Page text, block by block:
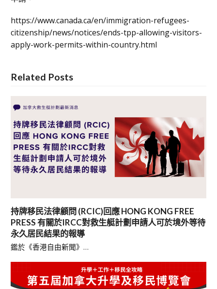
https://www.canada.ca/en/immigration-refugees-
citizenship/news/notices/ends-tpp-allowing-visitors-
apply-work-permits-within-country.html
Related Posts
持牌移民法律顧問 (RCIC)回應 HONG KONG FREE
PRESS 有關於IRCC對救生艇計劃申請人可於境外等待
永久居民結果的報導
鑑於《香港自由新聞》…